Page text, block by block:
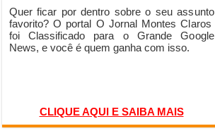
Quer ficar por dentro sobre o seu assunto
favorito? O portal O Jornal Montes Claros
foi Classificado para o Grande Google
News, e você é quem ganha com isso.
CLIQUE AQUI E SAIBA MAIS